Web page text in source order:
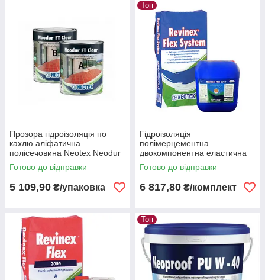
Прозора гідроізоляція по
кахлю аліфатична
полісечовина Neotex Neodur
ft clear (А+В) 2 кг
Готово до відправки
5 109,90 ₴/упаковка
Топ
Гідроізоляція
полімерцементна
двокомпонентна еластична
Revinex Flex U360 (А+В) 35 кг
сірий
Готово до відправки
6 817,80 ₴/комплект
Топ